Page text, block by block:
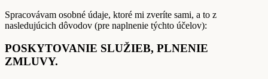
Spracovávam osobné údaje, ktoré mi zveríte sami, a to z
nasledujúcich dôvodov (pre naplnenie týchto účelov):
POSKYTOVANIE SLUŽIEB, PLNENIE
ZMLUVY.